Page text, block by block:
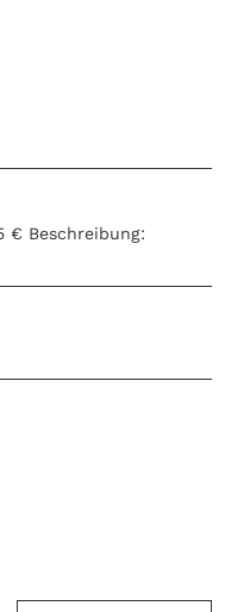
€ Beschreibung: